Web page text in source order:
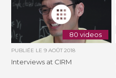
80 videos
PUBLIÉE LE9 AOÛT 2018
Interviews at CIRM